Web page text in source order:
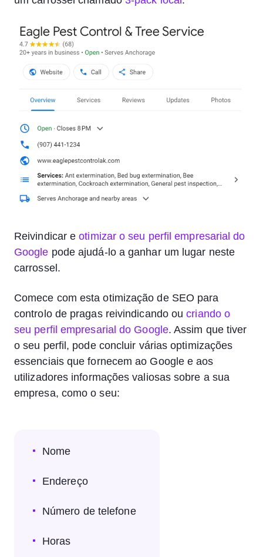
Reivindicar eotimizar o seu perfil empresarial do
Google pode ajudá-lo a ganhar um lugar neste
carrossel.
Comece com esta otimização de SEO para
controlo de pragas reivindicando oucriando o
seu perfil empresarial do Google. Assim que tiver
o seu perfil, pode concluir várias optimizações
essenciais que fornecem ao Google e aos
utilizadores informações valiosas sobre a sua
empresa, como o seu:
Nome
Endereço
Número de telefone
Horas